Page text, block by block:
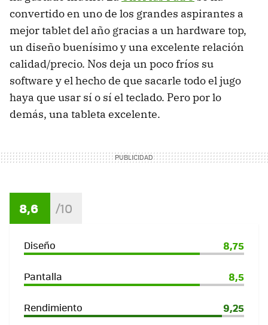
convertido en uno de los grandes aspirantes a
mejor tablet del año gracias a un hardware top,
un diseño buenísimo y una excelente relación
calidad/precio. Nos deja un poco fríos su
software y el hecho de que sacarle todo el jugo
haya que usar sí o sí el teclado. Pero por lo
demás, una tableta excelente.
8,6
Diseño 8,75
Pantalla 8,5
Rendimiento 9,25